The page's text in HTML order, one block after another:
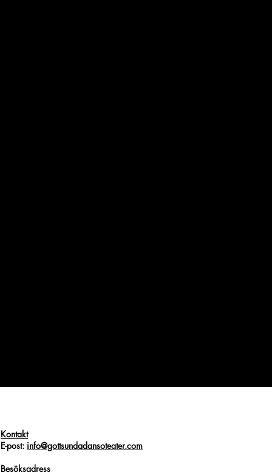
Kontakt
E-post: info@gottsundadansoteater.com
Besöksadress